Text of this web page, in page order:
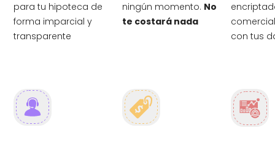
para tu hipoteca de
forma imparcial y
transparente
ningún momento. No
te costará nada
con tus